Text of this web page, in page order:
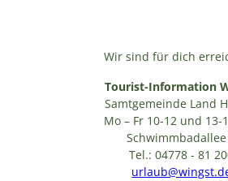
Wir sind für dich
Tourist-Information
Samtgemeinde Land
Mo – Fr 10-12 und 13-
Tel.: 04778 - 81